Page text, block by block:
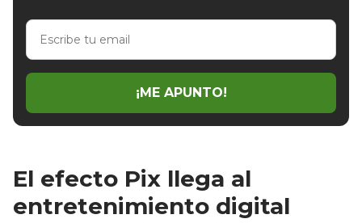
Escribe
email
¡ME APUNTO!
El efecto Pix llega al
entretenimiento digital